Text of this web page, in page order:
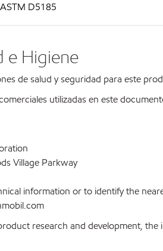
D5185
e Higiene
de salud y seguridad para este
utilizadas en este
Village Parkway
information or to identify the
research and development,